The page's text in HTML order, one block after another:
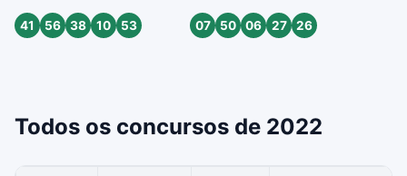
41 56 38 10 53 07 50 06 27 26
Todos os concursos de 2022